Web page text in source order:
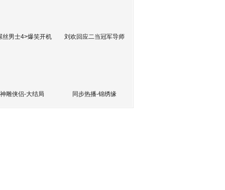
丝男士4>爆笑开机 刘欢回应二当冠军导师
神雕侠侣-大结局 同步热播-锦绣缘